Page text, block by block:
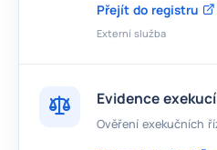
Přejít do registru
Externí služba
Evidence exekucí
Ověření exekučních